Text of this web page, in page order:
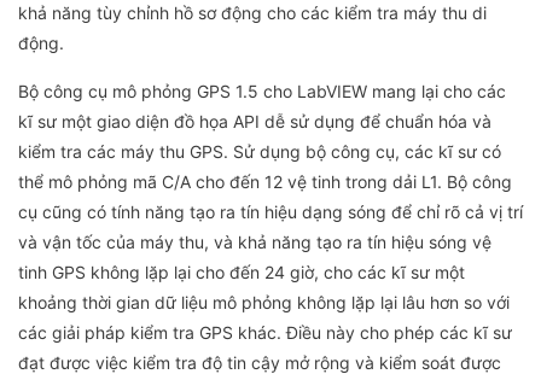
khả năng tùy chỉnh hồ sơ động cho các kiểm tra máy thu di
động.
Bộ công cụ mô phỏng GPS 1.5 cho LabVIEW mang lại cho các
kĩ sư một giao diện đồ họa API dễ sử dụng để chuẩn hóa và
kiểm tra các máy thu GPS. Sử dụng bộ công cụ, các kĩ sư có
thể mô phỏng mã C/A cho đến 12 vệ tinh trong dải L1. Bộ công
cụ cũng có tính năng tạo ra tín hiệu dạng sóng để chỉ rõ cả vị trí
và vận tốc của máy thu, và khả năng tạo ra tín hiệu sóng vệ
tinh GPS không lặp lại cho đến 24 giờ, cho các kĩ sư một
khoảng thời gian dữ liệu mô phỏng không lặp lại lâu hơn so với
các giải pháp kiểm tra GPS khác. Điều này cho phép các kĩ sư
đạt được việc kiểm tra độ tin cậy mở rộng và kiểm soát được